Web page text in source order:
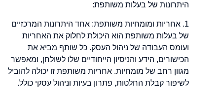
היתרונות של בעלות משותפת:
1. אחריות ומומחיות משותפת: אחד היתרונות המרכזיים
של בעלות משותפת הוא היכולת לחלוק את האחריות
ועומס העבודה של ניהול העסק. כל שותף מביא את
הכישורים, הידע והניסיון הייחודיים שלו לשולחן, ומאפשר
מגוון רחב של מומחיות. אחריות משותפת זו יכולה להוביל
לשיפור קבלת החלטות, פתרון בעיות וניהול עסקי כולל.